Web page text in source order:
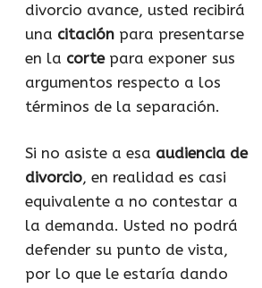
divorcio avance, usted recibirá
una citación para presentarse
en la cortepara exponer sus
argumentos respecto a los
términos de la separación.
Si no asiste a esa audiencia de
divorcio, en realidad es casi
equivalente a no contestar a
la demanda. Usted no podrá
defender su punto de vista,
por lo que le estaría dando